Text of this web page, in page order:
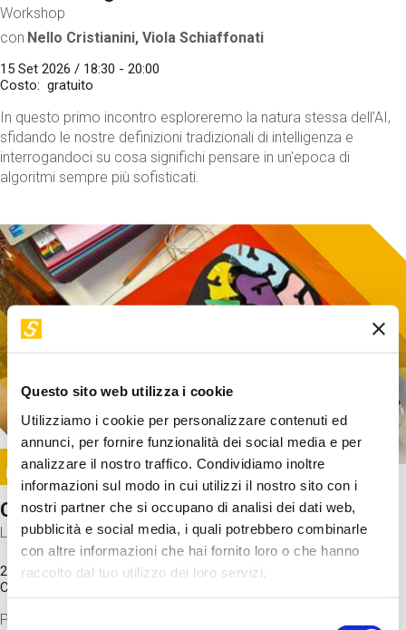
Questo sito web utilizza i cookie
Utilizziamo i cookie per personalizzare contenuti ed
annunci, per fornire funzionalità dei social media e per
analizzare il nostro traffico. Condividiamo inoltre
informazioni sul modo in cui utilizzi il nostro sito con i
nostri partner che si occupano di analisi dei dati web,
pubblicità e social media, i quali potrebbero combinarle
con altre informazioni che hai fornito loro o che hanno
raccolto dal tuo utilizzo dei loro servizi.
Selezione
Workshop
con Nello Cristianini, Viola Schiaffonati
15 Set 2026 / 18:30 - 20:00
Costo
gratuito
In questo primo incontro esploreremo la natura stessa dell'AI,
sfidando le nostre definizioni tradizionali di intelligenza e
interrogandoci su cosa significhi pensare in un'epoca di
algoritmi sempre più sofisticati.
Image
SUNDAY@STEP
Come funziona il cervello?
Laboratorio
20 Set 2026 / 11:15 - 13:00
Costo
Proveremo a costruire un cervello in cartoncino cercando di